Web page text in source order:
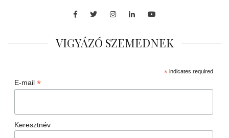
Facebook
TwitterInstagram
LinkedInYoutube
VIGYÁZÓ SZEMEDNEK
*indicates required
E-mail *
Keresztnév